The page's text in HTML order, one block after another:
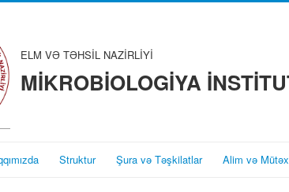
ELM VƏ TƏHSİL NAZİRLİYİ
MİKROBİOLOGİYA
Struktur Şura və Təşkilatlar Alim və